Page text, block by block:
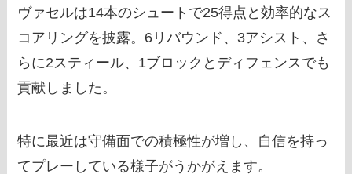
ヴァセルは14本のシュートで25得点と効率的なス
コアリングを披露。6リバウンド、3アシスト、さ
らに2スティール、1ブロックとディフェンスでも
貢献しました。
特に最近は守備面での積極性が増し、自信を持っ
てプレーしている様子がうかがえます。